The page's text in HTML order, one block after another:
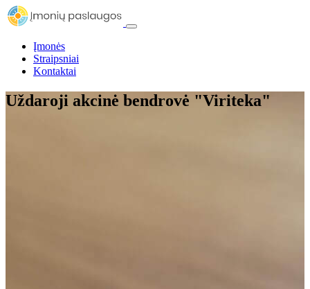
Įmonės
Straipsniai
Kontaktai
Uždaroji akcinė bendrovė "Viriteka"